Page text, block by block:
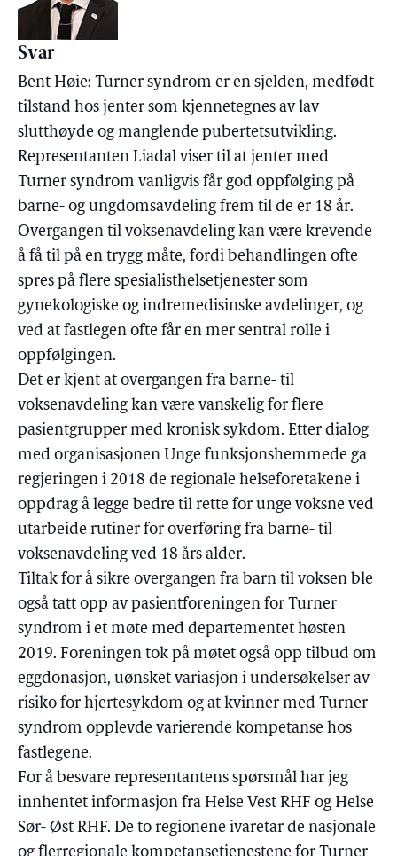
Svar
Bent Høie: Turner syndrom er en sjelden, medfødt
tilstand hos jenter som kjennetegnes av lav
slutthøyde og manglende pubertetsutvikling.
Representanten Liadal viser til at jenter med
Turner syndrom vanligvis får god oppfølging på
barne- og ungdomsavdeling frem til de er 18 år.
Overgangen til voksenavdeling kan være krevende
å få til på en trygg måte, fordi behandlingen ofte
spres på flere spesialisthelsetjenester som
gynekologiske og indremedisinske avdelinger, og
ved at fastlegen ofte får en mer sentral rolle i
oppfølgingen.
Det er kjent at overgangen fra barne- til
voksenavdeling kan være vanskelig for flere
pasientgrupper med kronisk sykdom. Etter dialog
med organisasjonen Unge funksjonshemmede ga
regjeringen i 2018 de regionale helseforetakene i
oppdrag å legge bedre til rette for unge voksne ved
utarbeide rutiner for overføring fra barne- til
voksenavdeling ved 18 års alder.
Tiltak for å sikre overgangen fra barn til voksen ble
også tatt opp av pasientforeningen for Turner
syndrom i et møte med departementet høsten
2019. Foreningen tok på møtet også opp tilbud om
eggdonasjon, uønsket variasjon i undersøkelser av
risiko for hjertesykdom og at kvinner med Turner
syndrom opplevde varierende kompetanse hos
fastlegene.
For å besvare representantens spørsmål har jeg
innhentet informasjon fra Helse Vest RHF og Helse
Sør- Øst RHF. De to regionene ivaretar de nasjonale